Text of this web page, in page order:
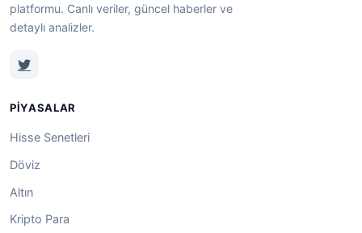
platformu. Canlı veriler, güncel haberler ve
detaylı analizler.
PIYASALAR
Hisse Senetleri
Döviz
Altın
Kripto Para